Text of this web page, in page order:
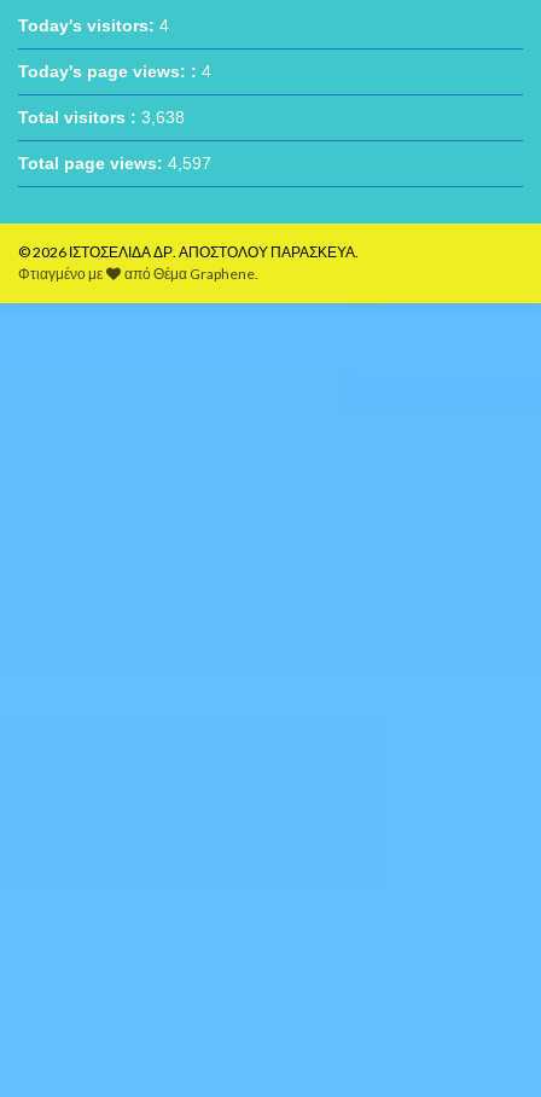
Today's visitors: 4
Today's page views: : 4
Total visitors : 3,638
Total page views: 4,597
© 2026 ΙΣΤΟΣΕΛΙΔΑ ΔΡ. ΑΠΟΣΤΟΛΟΥ ΠΑΡΑΣΚΕΥΑ.
Φτιαγμένο με
απόΘέμα Graphene